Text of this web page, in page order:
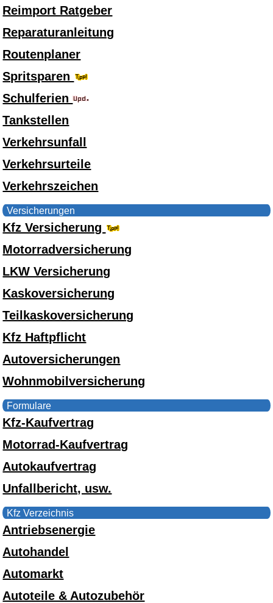
Reimport Ratgeber
Reparaturanleitung
Routenplaner
Spritsparen
Schulferien
Tankstellen
Verkehrsunfall
Verkehrsurteile
Verkehrszeichen
Versicherungen
Kfz Versicherung
Motorradversicherung
LKW Versicherung
Kaskoversicherung
Teilkaskoversicherung
Kfz Haftpflicht
Autoversicherungen
Wohnmobilversicherung
Formulare
Kfz-Kaufvertrag
Motorrad-Kaufvertrag
Autokaufvertrag
Unfallbericht, usw.
Kfz Verzeichnis
Antriebsenergie
Autohandel
Automarkt
Autoteile & Autozubehör